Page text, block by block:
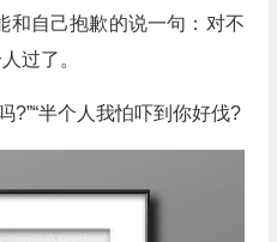
和自己抱歉的说一句：对不
过了。
?”“半个人我怕吓到你好伐?